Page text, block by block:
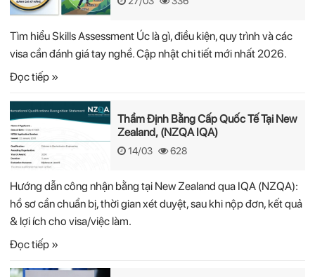
Tìm hiểu Skills Assessment Úc là gì, điều kiện, quy trình và các
visa cần đánh giá tay nghề. Cập nhật chi tiết mới nhất 2026.
Đọc tiếp »
Thẩm Định Bằng Cấp Quốc Tế Tại New
Zealand, (NZQA IQA)
14/03 628
Hướng dẫn công nhận bằng tại New Zealand qua IQA (NZQA):
hồ sơ cần chuẩn bị, thời gian xét duyệt, sau khi nộp đơn, kết quả
& lợi ích cho visa/việc làm.
Đọc tiếp »